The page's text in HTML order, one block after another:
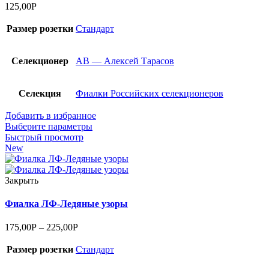
125,00Р
Размер розетки Стандарт
Селекционер АВ — Алексей Тарасов
Селекция Фиалки Российских селекционеров
Добавить в избранное
Выберите параметры
Быстрый просмотр
New
Закрыть
Фиалка ЛФ-Ледяные узоры
175,00Р – 225,00Р
Размер розетки Стандарт